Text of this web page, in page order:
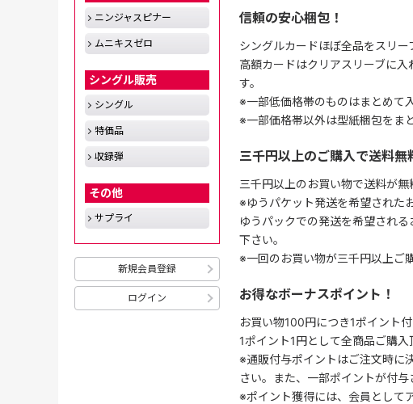
信頼の安心梱包！
シングルカードほぼ全品をスリー
高額カードはクリアスリーブに
す。
※一部低価格帯のものはまとめて
※一部価格帯以外は型紙梱包をま
三千円以上のご購入で送料無
三千円以上のお買い物で送料が無
※ゆうパケット発送を希望された
ゆうパックでの発送を希望され
下さい。
※一回のお買い物が三千円以上ご
お得なボーナスポイント！
お買い物100円につき1ポイント付
1ポイント1円として全商品ご購入
※通販付与ポイントはご注文時に
さい。また、一部ポイントが付与
※ポイント獲得には、会員として
ニンジャスピナー
ムニキスゼロ
シングル販売
シングル
特価品
収録弾
その他
サプライ
新規会員登録
ログイン